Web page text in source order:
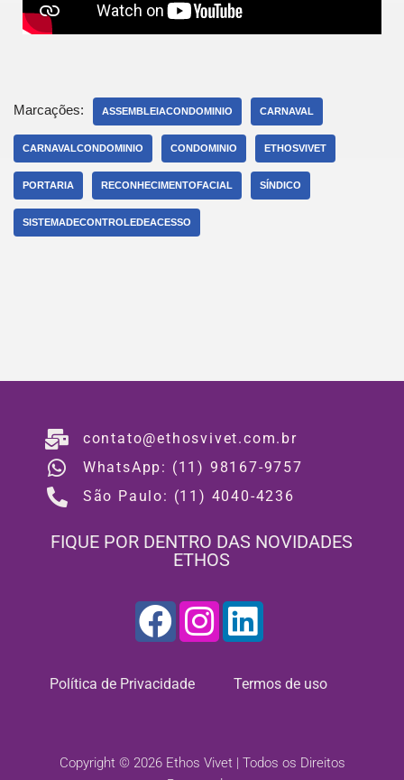
Marcações: ASSEMBLEIACONDOMINIO CARNAVAL
CARNAVALCONDOMINIO CONDOMINIO ETHOSVIVET
PORTARIA RECONHECIMENTOFACIAL SÍNDICO
SISTEMADECONTROLEDEACESSO
contato@ethosvivet.com.br
WhatsApp: (11) 98167-9757
São Paulo: (11) 4040-4236
FIQUE POR DENTRO DAS NOVIDADES
ETHOS
Política de Privacidade Termos de uso
Copyright © 2026 Ethos Vivet | Todos os Direitos